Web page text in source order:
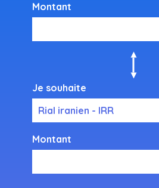
Montant
Je souhaite
Rial iranien - IRR
Montant